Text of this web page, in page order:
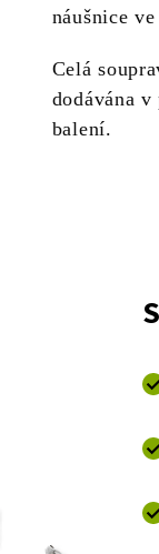
náušnice
Celá
dodávána v
balení.